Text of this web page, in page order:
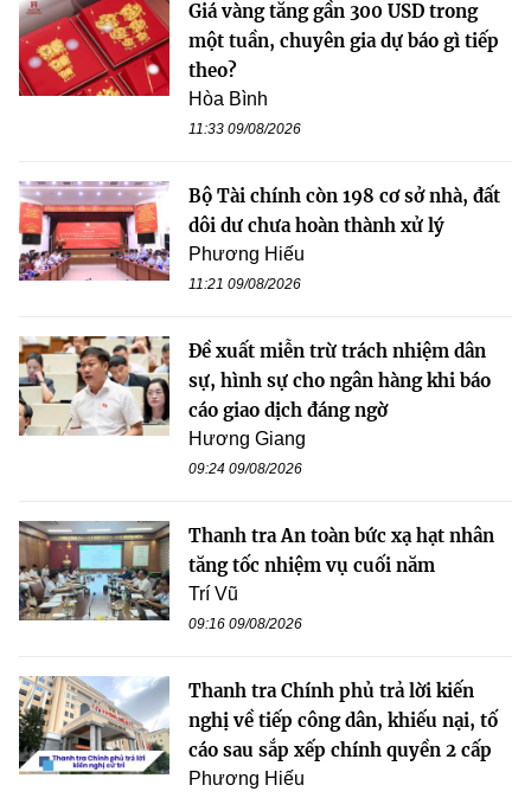
Giá vàng tăng gần 300 USD trong
một tuần, chuyên gia dự báo gì tiếp
theo?
Hòa Bình
11:33 09/08/2026
Bộ Tài chính còn 198 cơ sở nhà, đất
dôi dư chưa hoàn thành xử lý
Phương Hiếu
11:21 09/08/2026
Đề xuất miễn trừ trách nhiệm dân
sự, hình sự cho ngân hàng khi báo
cáo giao dịch đáng ngờ
Hương Giang
09:24 09/08/2026
Thanh tra An toàn bức xạ hạt nhân
tăng tốc nhiệm vụ cuối năm
Trí Vũ
09:16 09/08/2026
Thanh tra Chính phủ trả lời kiến
nghị về tiếp công dân, khiếu nại, tố
cáo sau sắp xếp chính quyền 2 cấp
Phương Hiếu